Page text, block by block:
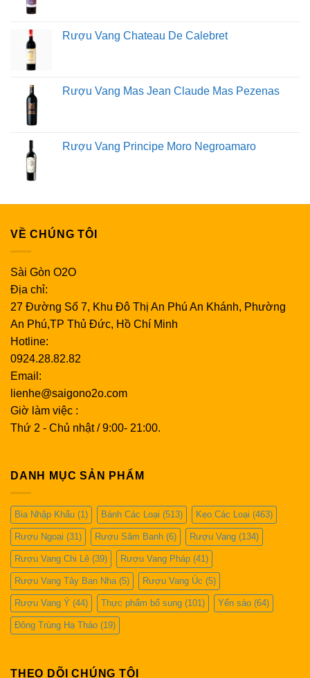
Rượu Vang Chateau De Calebret
Rượu Vang Mas Jean Claude Mas Pezenas
Rượu Vang Principe Moro Negroamaro
VỀ CHÚNG TÔI
Sài Gòn O2O
Địa chỉ:
27 Đường Số 7, Khu Đô Thị An Phú An Khánh, Phường
An Phú,TP Thủ Đức, Hồ Chí Minh
Hotline:
0924.28.82.82
Email:
lienhe@saigono2o.com
Giờ làm việc :
Thứ 2 - Chủ nhật / 9:00- 21:00.
DANH MỤC SẢN PHẨM
Bia Nhập Khẩu (1) Bánh Các Loại (513) Kẹo Các Loại (463)
Rượu Ngoại (31) Rượu Sâm Banh (6) Rượu Vang (134)
Rượu Vang Chi Lê (39) Rượu Vang Pháp (41)
Rượu Vang Tây Ban Nha (5) Rượu Vang Úc (5)
Rượu Vang Ý (44) Thực phẩm bổ sung (101) Yến sào (64)
Đông Trùng Hạ Thảo (19)
THEO DÕI CHÚNG TÔI